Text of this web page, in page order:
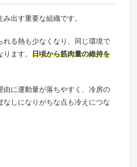
出す重要な組織です。
れる熱も少なくなり、同じ環境で
ます。 日頃から筋肉量の維持を
由に運動量が落ちやすく、冷房の
なしになりがちな点も冷えにつな